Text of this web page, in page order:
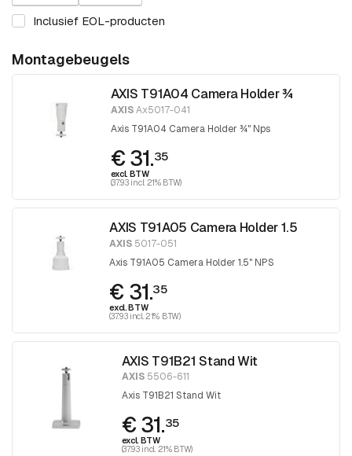
Inclusief EOL-producten
Montagebeugels
AXIS T91A04 Camera Holder ¾
AXISAx5017-041
Axis T91A04 Camera Holder ¾" Nps
€ 31.35
excl. BTW
(37.93 incl. 21% BTW)
AXIS T91A05 Camera Holder 1.5
AXIS 5017-051
Axis T91A05 Camera Holder 1.5" NPS
€ 31.35
excl. BTW
(37.93 incl. 21% BTW)
AXIS T91B21 Stand Wit
AXIS5506-611
Axis T91B21 Stand Wit
€ 31.35
excl. BTW
(37.93 incl. 21% BTW)